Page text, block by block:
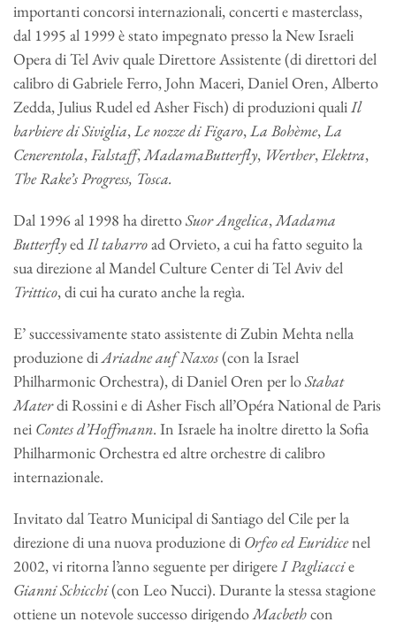
importanti concorsi internazionali, concerti e masterclass,
dal 1995 al 1999 è stato impegnato presso la New Israeli
Opera di Tel Aviv quale Direttore Assistente (di direttori del
calibro di Gabriele Ferro, John Maceri, Daniel Oren, Alberto
Zedda, Julius Rudel ed Asher Fisch) di produzioni qualiIl
barbiere di Siviglia,Le nozze di Figaro,La Bohème,La
Cenerentola,Falstaff,MadamaButterfly, Werther,Elektra,
The Rake’s Progress, Tosca.
Dal 1996 al 1998 ha direttoSuor Angelica,Madama
ButterflyedIl tabarroad Orvieto, a cui ha fatto seguito la
sua direzione al Mandel Culture Center di Tel Aviv del
Trittico, di cui ha curato anche la regìa.
E’ successivamente stato assistente di Zubin Mehta nella
produzione diAriadne auf Naxos(con la Israel
Philharmonic Orchestra), di Daniel Oren per loStabat
Materdi Rossini e di Asher Fisch all’Opéra National de Paris
nei Contes d’Hoffmann. In Israele ha inoltre diretto la Sofia
Philharmonic Orchestra ed altre orchestre di calibro
internazionale.
Invitato dal Teatro Municipal di Santiago del Cile per la
direzione di una nuova produzione di Orfeo ed Euridicenel
2002, vi ritorna l’anno seguente per dirigereI Pagliaccie
Gianni Schicchi(con Leo Nucci). Durante la stessa stagione
ottiene un notevole successo dirigendoMacbethcon